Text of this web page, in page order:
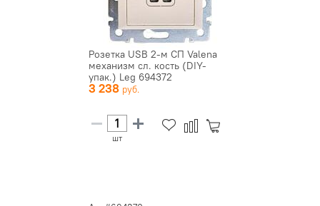
Розетка USB 2-м СП Valena
механизм сл. кость (DIY-
упак.) Leg 694372
3 238
шт